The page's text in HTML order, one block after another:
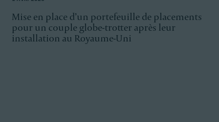
Mise en place d’un portefeuille de placements
pour un couple globe-trotter après leur
installation au Royaume-Uni